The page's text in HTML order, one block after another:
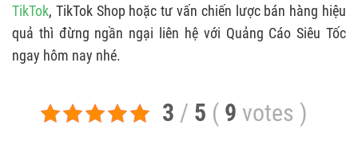
TikTok, TikTok Shop hoặc tư vấn chiến lược bán hàng hiệu
quả thì đừng ngần ngại liên hệ với Quảng Cáo Siêu Tốc
ngay hôm nay nhé.
3 / 5 ( 9 votes )